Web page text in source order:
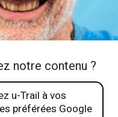
notre contenu ?
u-Trail à vos
préférées Google